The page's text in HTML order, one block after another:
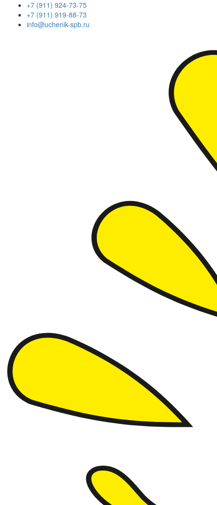
+7 (911) 924-73-75
+7 (911) 919-88-73
info@uchenik-spb.ru